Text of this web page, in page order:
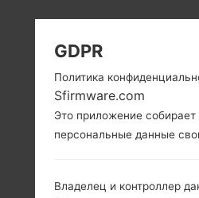
GDPR
Политика
Sfirmware.com
Это приложение собирает
персональные данные
Владелец и контроллер